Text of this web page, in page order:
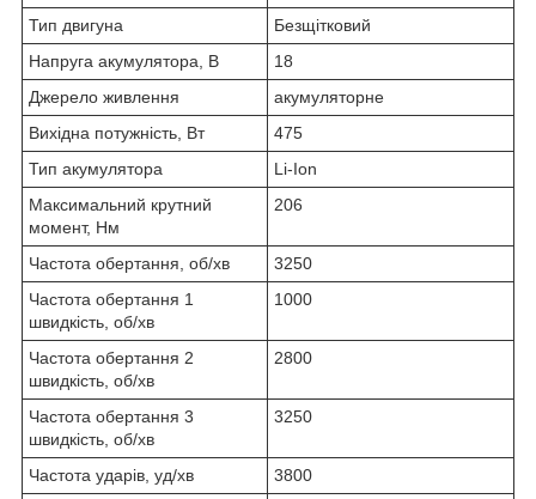
Тип двигуна
Безщітковий
Напруга акумулятора, В
18
Джерело живлення
акумуляторне
Вихідна потужність, Вт
475
Тип акумулятора
Li-Ion
Максимальний крутний
момент, Нм
206
Частота обертання, об/хв
3250
Частота обертання 1
швидкість, об/хв
1000
Частота обертання 2
швидкість, об/хв
2800
Частота обертання 3
швидкість, об/хв
3250
Частота ударів, уд/хв
3800